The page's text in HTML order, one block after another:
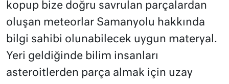
kopup bize doğru savrulan parçalardan
oluşan meteorlar Samanyolu hakkında
bilgi sahibi olunabilecek uygun materyal.
Yeri geldiğinde bilim insanları
asteroitlerden parça almak için uzay